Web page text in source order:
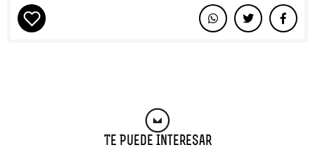
Te Puede Interesar